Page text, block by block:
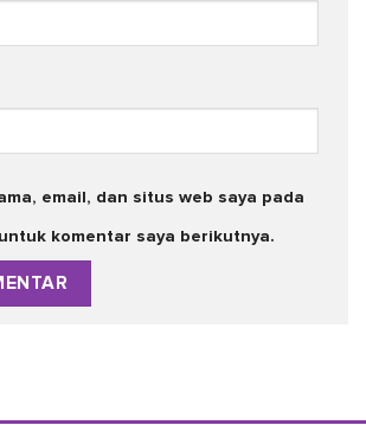
email, dan situs web saya pada
komentar saya berikutnya.